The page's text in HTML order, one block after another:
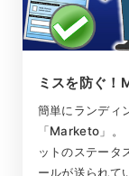
ミスを防ぐ！
簡単にランディ
「Marketo」。
ットのステータ
ールが送られて